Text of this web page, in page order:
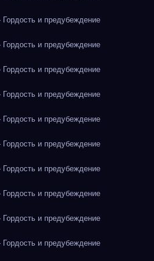
и предубеждение
и предубеждение
и предубеждение
и предубеждение
и предубеждение
и предубеждение
и предубеждение
и предубеждение
и предубеждение
и предубеждение